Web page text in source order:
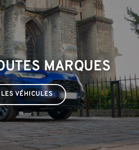
MARQUES
VÉHICULES